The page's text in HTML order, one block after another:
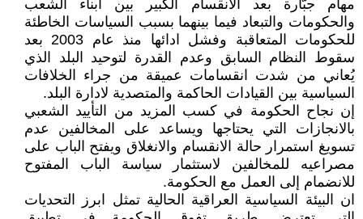
مهام جبّارة بعد الانقسام الكبير بين ابناء الشعب
والحكومات والتبعاد فيما بينهما بسبب السياسات الخاطئة
للحكومات المتعاقبة وفشل ادائها منذ عام 2003 بعد
سقوط النظام السابق وعدم القدرة لتوحيد البلد الذي
يُعاني من شدت انقسامات عميقة من جراء الخلافات
السياسية بين القيادات الحاكمة والمتصدية لادارة البلد.
إن نجاح الحكومة في كسب المزيد من التأييد الشعبي
بالانجازات التي يحتاجها ويساعد على المخالفين عدم
تسويغ استمرار حالة الانقسام والانغلاق ويفتح الباب على
مصراعيه للمخالفين لاستثمار سياسة الباب المفتوح
للانضمام إلى العمل مع الحكومة.
ان البيئة السياسية العراقية الحالية تمثل ابرز التحديات